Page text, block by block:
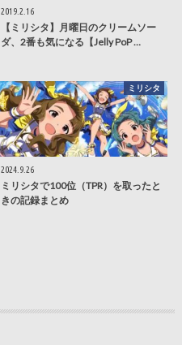
2019.2.16
【ミリシタ】月曜日のクリームソー
ダ、2番も気になる【Jelly PoP …
ミリシタ
2024.9.26
ミリシタで100位（TPR）を取ったと
きの記録まとめ